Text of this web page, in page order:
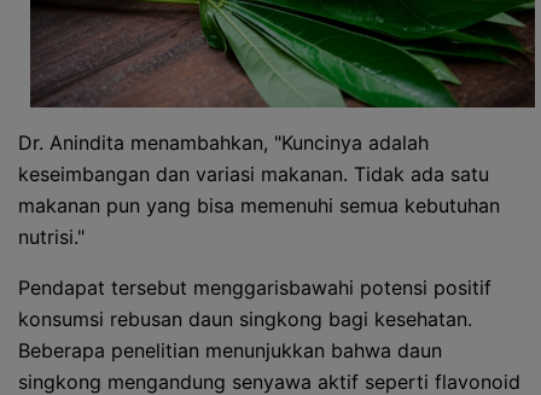
Dr. Anindita menambahkan, "Kuncinya adalah
keseimbangan dan variasi makanan. Tidak ada satu
makanan pun yang bisa memenuhi semua kebutuhan
nutrisi."
Pendapat tersebut menggarisbawahi potensi positif
konsumsi rebusan daun singkong bagi kesehatan.
Beberapa penelitian menunjukkan bahwa daun
singkong mengandung senyawa aktif seperti flavonoid